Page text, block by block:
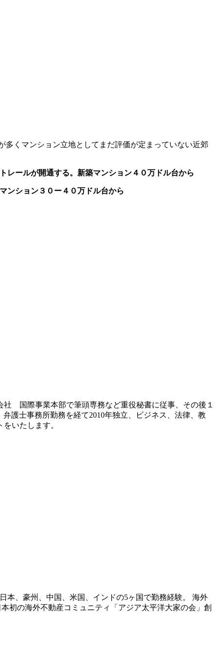
多く マンション立地としてまだ評価が定まっていない近郊
ト レールが開通する。新築マンション４０万ドル台から
ンション３０ー４０万ドル台から
国際事業本部で筆頭専務など重役秘書に従事、その後１
護士事務所勤務を経て2010年独立、ビジネス、法律、教
いたします。
本、豪州、中国、米国、インドの5ヶ国で勤務経験。 海外
初の海外不動産コミュニティ「アジア太平洋大家の会」創